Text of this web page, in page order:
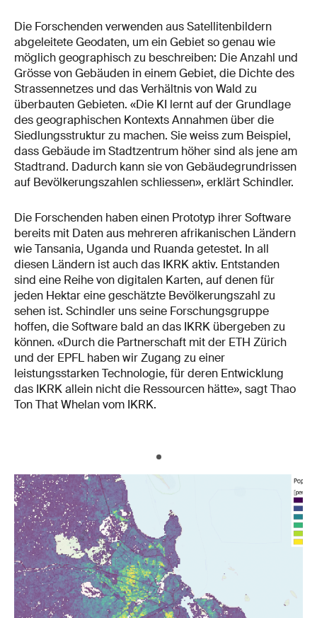
Die Forschenden verwenden aus Satellitenbildern
abgeleitete Geodaten, um ein Gebiet so genau wie
möglich geographisch zu beschreiben: Die Anzahl und
Grösse von Gebäuden in einem Gebiet, die Dichte des
Strassennetzes und das Verhältnis von Wald zu
überbauten Gebieten. «Die KI lernt auf der Grundlage
des geographischen Kontexts Annahmen über die
Siedlungsstruktur zu machen. Sie weiss zum Beispiel,
dass Gebäude im Stadtzentrum höher sind als jene am
Stadtrand. Dadurch kann sie von Gebäudegrundrissen
auf Bevölkerungszahlen schliessen», erklärt Schindler.
Die Forschenden haben einen Prototyp ihrer Software
bereits mit Daten aus mehreren afrikanischen Ländern
wie Tansania, Uganda und Ruanda getestet. In all
diesen Ländern ist auch das IKRK aktiv. Entstanden
sind eine Reihe von digitalen Karten, auf denen für
jeden Hektar eine geschätzte Bevölkerungszahl zu
sehen ist. Schindler uns seine Forschungsgruppe
hoffen, die Software bald an das IKRK übergeben zu
können. «Durch die Partnerschaft mit der ETH Zürich
und der EPFL haben wir Zugang zu einer
leistungsstarken Technologie, für deren Entwicklung
das IKRK allein nicht die Ressourcen hätte», sagt Thao
Ton That Whelan vom IKRK.